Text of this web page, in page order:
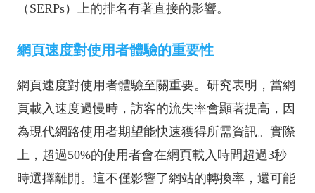
（SERPs）上的排名有著直接的影響。
網頁速度對使用者體驗的重要性
網頁速度對使用者體驗至關重要。研究表明，當網
頁載入速度過慢時，訪客的流失率會顯著提高，因
為現代網路使用者期望能快速獲得所需資訊。實際
上，超過50%的使用者會在網頁載入時間超過3秒
時選擇離開。這不僅影響了網站的轉換率，還可能